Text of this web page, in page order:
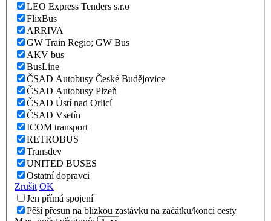
LEO Express Tenders s.r.o
FlixBus
ARRIVA
GW Train Regio; GW Bus
AKV bus
BusLine
ČSAD Autobusy České Budějovice
ČSAD Autobusy Plzeň
ČSAD Ústí nad Orlicí
ČSAD Vsetín
ICOM transport
RETROBUS
Transdev
UNITED BUSES
Ostatní dopravci
Zrušit OK
Jen přímá spojení
Pěší přesun na blízkou zastávku na začátku/konci cesty